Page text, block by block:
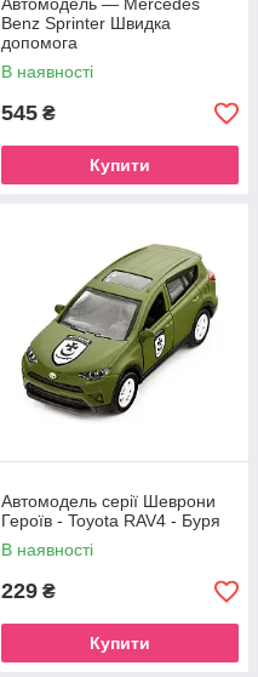
Benz Sprinter Швидка
допомога
В наявності
545 ₴
Купити
Автомодель серії Шеврони
Героїв - Toyota RAV4 - Буря
В наявності
229 ₴
Купити